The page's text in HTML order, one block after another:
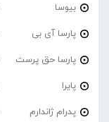
بیوسا
پارسا آی بی
پارسا حق پرست
پایرا
پدرام ژاندارم